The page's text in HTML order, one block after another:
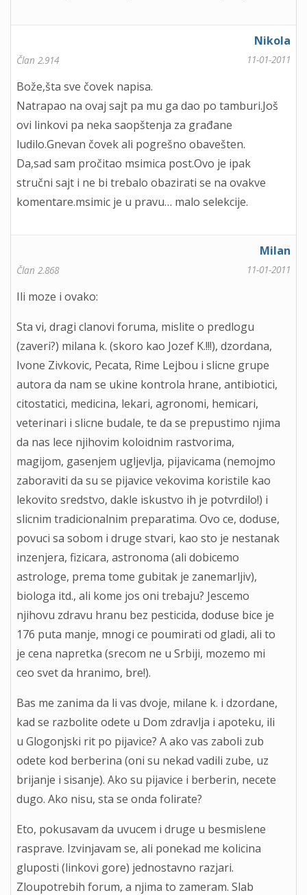
Nikola
Član 2.914 11-01-2011
Bože,šta sve čovek napisa.
Natrapao na ovaj sajt pa mu ga dao po tamburi.Još
ovi linkovi pa neka saopštenja za građane
ludilo.Gnevan čovek ali pogrešno obavešten.
Da,sad sam pročitao msimica post.Ovo je ipak
stručni sajt i ne bi trebalo obazirati se na ovakve
komentare.msimic je u pravu… malo selekcije.
Milan
Član 2.868 11-01-2011
Ili moze i ovako:
Sta vi, dragi clanovi foruma, mislite o predlogu
(zaveri?) milana k. (skoro kao Jozef K.!!!), dzordana,
Ivone Zivkovic, Pecata, Rime Lejbou i slicne grupe
autora da nam se ukine kontrola hrane, antibiotici,
citostatici, medicina, lekari, agronomi, hemicari,
veterinari i slicne budale, te da se prepustimo njima
da nas lece njihovim koloidnim rastvorima,
magijom, gasenjem ugljevlja, pijavicama (nemojmo
zaboraviti da su se pijavice vekovima koristile kao
lekovito sredstvo, dakle iskustvo ih je potvrdilo!) i
slicnim tradicionalnim preparatima. Ovo ce, doduse,
povuci sa sobom i druge stvari, kao sto je nestanak
inzenjera, fizicara, astronoma (ali dobicemo
astrologe, prema tome gubitak je zanemarljiv),
biologa itd., ali kome jos oni trebaju? Jescemo
njihovu zdravu hranu bez pesticida, doduse bice je
176 puta manje, mnogi ce poumirati od gladi, ali to
je cena napretka (srecom ne u Srbiji, mozemo mi
ceo svet da hranimo, bre!).
Bas me zanima da li vas dvoje, milane k. i dzordane,
kad se razbolite odete u Dom zdravlja i apoteku, ili
u Glogonjski rit po pijavice? A ako vas zaboli zub
odete kod berberina (oni su nekad vadili zube, uz
brijanje i sisanje). Ako su pijavice i berberin, necete
dugo. Ako nisu, sta se onda folirate?
Eto, pokusavam da uvucem i druge u besmislene
rasprave. Izvinjavam se, ali ponekad me kolicina
gluposti (linkovi gore) jednostavno razjari.
Zloupotrebih forum, a njima to zameram. Slab